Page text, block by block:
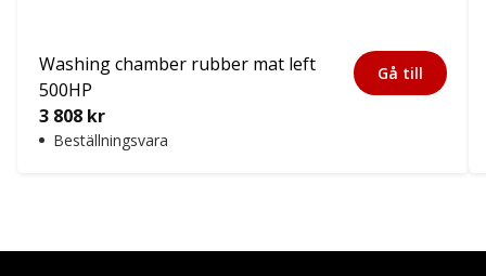
Washing chamber rubber mat left
500HP
3 808 kr
Beställningsvara
Gå till